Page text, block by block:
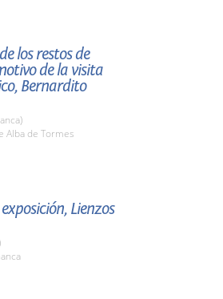
los restos de
de la visita
Bernardito
Alba de Tormes
Lienzos